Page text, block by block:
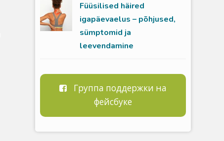
Füüsilised häired
igapäevaelus – põhjused,
sümptomid ja
leevendamine
Группа поддержки на
фейсбуке